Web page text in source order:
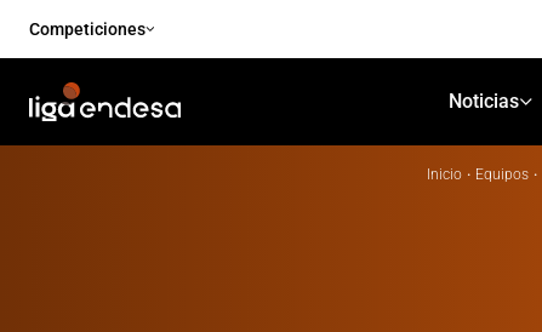
Competiciones
Noticias
Inicio · Equipos ·